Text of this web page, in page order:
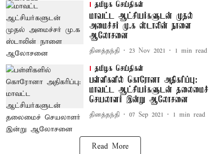
தமிழக செய்திகள்
மாவட்ட ஆட்சியர்களுடன் முதல்
அமைச்சர் மு.க ஸ்டாலின் நாளை
ஆலோசனை
தினத்தந்தி 23 Nov 2021 1 min read
தமிழக செய்திகள்
பள்ளிகளில் கொரோனா அதிகரிப்பு:
மாவட்ட ஆட்சியர்களுடன் தலைமைச்
செயலாளர் இன்று ஆலோசனை
தினத்தந்தி 07 Sep 2021 1 min read
Read More